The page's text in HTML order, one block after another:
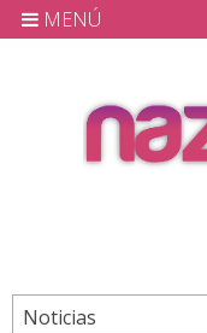
MENÚ
Noticias